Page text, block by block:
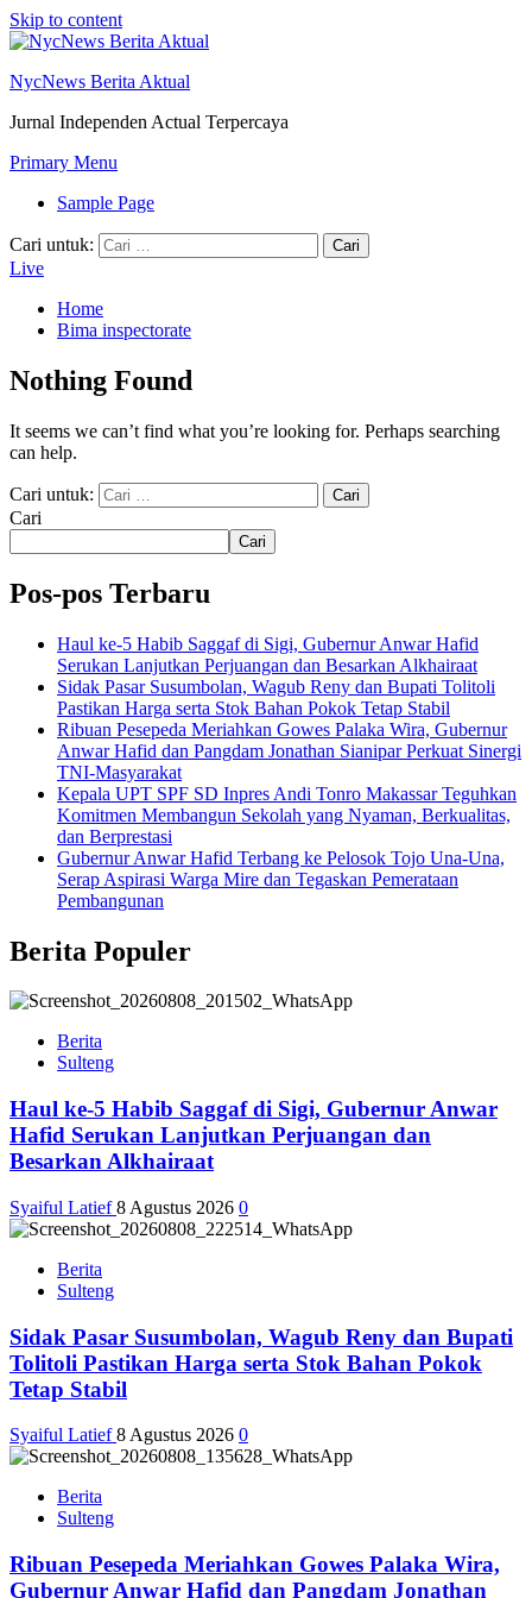
Skip to content
NycNews Berita Aktual
Jurnal Independen Actual Terpercaya
Primary Menu
Sample Page
Cari untuk:
Live
Home
Bima inspectorate
Nothing Found
It seems we can’t find what you’re looking for. Perhaps searching
can help.
Cari untuk:
Cari
Cari
Pos-pos Terbaru
Haul ke-5 Habib Saggaf di Sigi, Gubernur Anwar Hafid
Serukan Lanjutkan Perjuangan dan Besarkan Alkhairaat
Sidak Pasar Susumbolan, Wagub Reny dan Bupati Tolitoli
Pastikan Harga serta Stok Bahan Pokok Tetap Stabil
Ribuan Pesepeda Meriahkan Gowes Palaka Wira, Gubernur
Anwar Hafid dan Pangdam Jonathan Sianipar Perkuat Sinergi
TNI-Masyarakat
Kepala UPT SPF SD Inpres Andi Tonro Makassar Teguhkan
Komitmen Membangun Sekolah yang Nyaman, Berkualitas,
dan Berprestasi
Gubernur Anwar Hafid Terbang ke Pelosok Tojo Una-Una,
Serap Aspirasi Warga Mire dan Tegaskan Pemerataan
Pembangunan
Berita Populer
Berita
Sulteng
Haul ke-5 Habib Saggaf di Sigi, Gubernur Anwar
Hafid Serukan Lanjutkan Perjuangan dan
Besarkan Alkhairaat
Syaiful Latief8 Agustus 2026 0
Berita
Sulteng
Sidak Pasar Susumbolan, Wagub Reny dan Bupati
Tolitoli Pastikan Harga serta Stok Bahan Pokok
Tetap Stabil
Syaiful Latief8 Agustus 2026 0
Berita
Sulteng
Ribuan Pesepeda Meriahkan Gowes Palaka Wira,
Gubernur Anwar Hafid dan Pangdam Jonathan